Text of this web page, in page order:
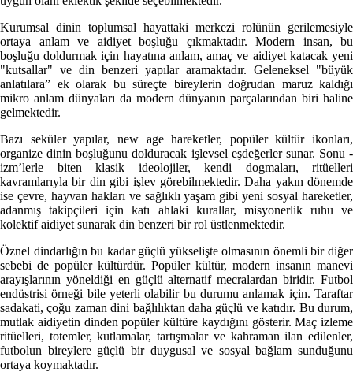
Kurumsal dinin toplumsal hayattaki merkezi rolünün gerilemesiyle
ortaya anlam ve aidiyet boşluğu çıkmaktadır. Modern insan, bu
boşluğu doldurmak için hayatına anlam, amaç ve aidiyet katacak yeni
"kutsallar" ve din benzeri yapılar aramaktadır. Geleneksel "büyük
anlatılara” ek olarak bu süreçte bireylerin doğrudan maruz kaldığı
mikro anlam dünyaları da modern dünyanın parçalarından biri haline
gelmektedir.
Bazı seküler yapılar, new age hareketler, popüler kültür ikonları,
organize dinin boşluğunu dolduracak işlevsel eşdeğerler sunar. Sonu -
izm’lerle biten klasik ideolojiler, kendi dogmaları, ritüelleri
kavramlarıyla bir din gibi işlev görebilmektedir. Daha yakın dönemde
ise çevre, hayvan hakları ve sağlıklı yaşam gibi yeni sosyal hareketler,
adanmış takipçileri için katı ahlaki kurallar, misyonerlik ruhu ve
kolektif aidiyet sunarak din benzeri bir rol üstlenmektedir.
Öznel dindarlığın bu kadar güçlü yükselişte olmasının önemli bir diğer
sebebi de popüler kültürdür. Popüler kültür, modern insanın manevi
arayışlarının yöneldiği en güçlü alternatif mecralardan biridir. Futbol
endüstrisi örneği bile yeterli olabilir bu durumu anlamak için. Taraftar
sadakati, çoğu zaman dini bağlılıktan daha güçlü ve katıdır. Bu durum,
mutlak aidiyetin dinden popüler kültüre kaydığını gösterir. Maç izleme
ritüelleri, totemler, kutlamalar, tartışmalar ve kahraman ilan edilenler,
futbolun bireylere güçlü bir duygusal ve sosyal bağlam sunduğunu
ortaya koymaktadır.